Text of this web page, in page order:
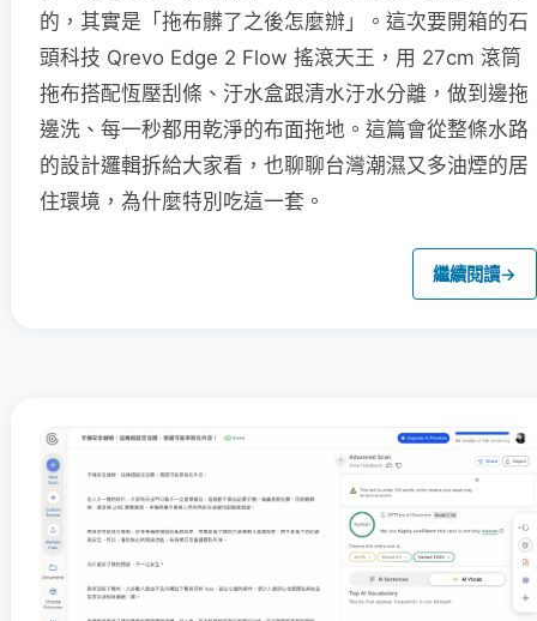
的，其實是「拖布髒了之後怎麼辦」。這次要開箱的石
頭科技 Qrevo Edge 2 Flow 搖滾天王，用 27cm 滾筒
拖布搭配恆壓刮條、汙水盒跟清水汙水分離，做到邊拖
邊洗、每一秒都用乾淨的布面拖地。這篇會從整條水路
的設計邏輯拆給大家看，也聊聊台灣潮濕又多油煙的居
住環境，為什麼特別吃這一套。
繼續閱讀→